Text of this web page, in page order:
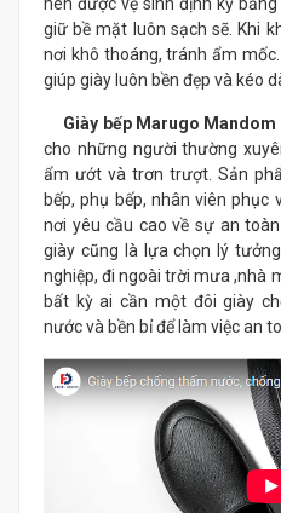
giữ bề mặt luôn sạch sẽ. Khi
nơi khô thoáng, tránh ẩm
giúp giày luôn bền đẹp và kéo
Giày bếp Marugo Mandom
cho những người thường
ẩm ướt và trơn trượt. Sản
bếp, phụ bếp, nhân viên
nơi yêu cầu cao về sự an
giày cũng là lựa chọn lý
nghiệp, đi ngoài trời mưa ,nhà
bất kỳ ai cần một đôi giày
nước và bền bỉ để làm việc an